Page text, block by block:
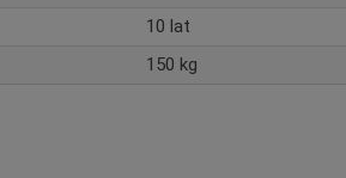
10 lat
150 kg